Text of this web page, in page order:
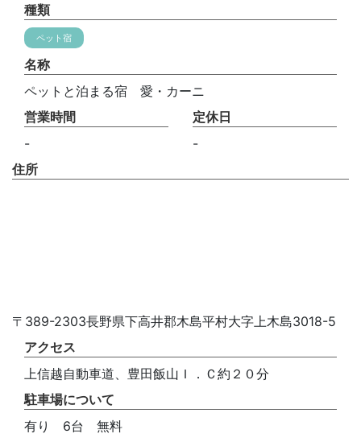
種類
ペット宿
名称
ペットと泊まる宿 愛・カーニ
営業時間
-
定休日
-
住所
〒389-2303長野県下高井郡木島平村大字上木島3018-5
アクセス
上信越自動車道、豊田飯山Ｉ．Ｃ約２０分
駐車場について
有り 6台 無料